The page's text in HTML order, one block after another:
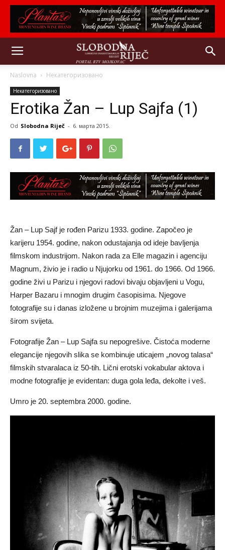
Naslovna Некатегоризовано
Некатегоризовано
Erotika Žan – Lup Sajfa (1)
Od Slobodna Riječ - 6. марта 2015.
Žan – Lup Sajf je rođen Parizu 1933. godine. Započeo je
karijeru 1954. godine, nakon odustajanja od ideje bavljenja
filmskom industrijom. Nakon rada za Elle magazin i agenciju
Magnum, živio je i radio u Njujorku od 1961. do 1966. Od 1966.
godine živi u Parizu i njegovi radovi bivaju objavljeni u Vogu,
Harper Bazaru i mnogim drugim časopisima. Njegove
fotografije su i danas izložene u brojnim muzejima i galerijama
širom svijeta.
Fotografije Žan – Lup Sajfa su nepogrešive. Čistoća moderne
elegancije njegovih slika se kombinuje uticajem „novog talasa“
filmskih stvaralaca iz 50-tih. Lični erotski vokabular aktova i
modne fotografije je evidentan: duga gola leđa, dekolte i veš.
Umro je 20. septembra 2000. godine.